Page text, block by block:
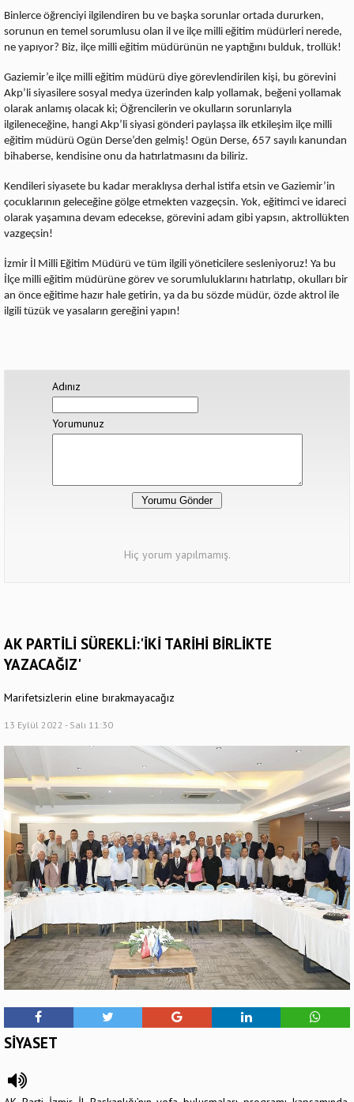
Binlerce öğrenciyi ilgilendiren bu ve başka sorunlar ortada dururken,
sorunun en temel sorumlusu olan il ve ilçe milli eğitim müdürleri nerede,
ne yapıyor? Biz, ilçe milli eğitim müdürünün ne yaptığını bulduk, trollük!
Gaziemir’e ilçe milli eğitim müdürü diye görevlendirilen kişi, bu görevini
Akp’li siyasilere sosyal medya üzerinden kalp yollamak, beğeni yollamak
olarak anlamış olacak ki; Öğrencilerin ve okulların sorunlarıyla
ilgileneceğine, hangi Akp’li siyasi gönderi paylaşsa ilk etkileşim ilçe milli
eğitim müdürü Ogün Derse’den gelmiş! Ogün Derse, 657 sayılı kanundan
bihaberse, kendisine onu da hatırlatmasını da biliriz.
Kendileri siyasete bu kadar meraklıysa derhal istifa etsin ve Gaziemir’in
çocuklarının geleceğine gölge etmekten vazgeçsin. Yok, eğitimci ve idareci
olarak yaşamına devam edecekse, görevini adam gibi yapsın, aktrollükten
vazgeçsin!
İzmir İl Milli Eğitim Müdürü ve tüm ilgili yöneticilere sesleniyoruz! Ya bu
İlçe milli eğitim müdürüne görev ve sorumluluklarını hatırlatıp, okulları bir
an önce eğitime hazır hale getirin, ya da bu sözde müdür, özde aktrol ile
ilgili tüzük ve yasaların gereğini yapın!
Adınız
Yorumunuz
Hiç yorum yapılmamış.
AK PARTİLİ SÜREKLİ:'İKİ TARİHİ BİRLİKTE
YAZACAĞIZ'
Marifetsizlerin eline bırakmayacağız
13 Eylül 2022 - Salı 11:30
SİYASET